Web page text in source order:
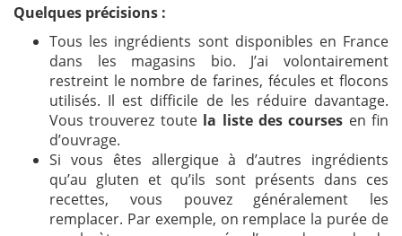
Quelques précisions :
Tous les ingrédients sont disponibles en France
dans les magasins bio. J’ai volontairement
restreint le nombre de farines, fécules et flocons
utilisés. Il est difficile de les réduire davantage.
Vous trouverez toutela liste des courses en fin
d’ouvrage.
Si vous êtes allergique à d’autres ingrédients
qu’au gluten et qu’ils sont présents dans ces
recettes, vous pouvez généralement les
remplacer. Par exemple, on remplace la purée de